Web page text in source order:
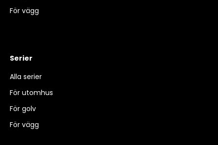
För vägg
Serier
Alla serier
För utomhus
För golv
För vägg